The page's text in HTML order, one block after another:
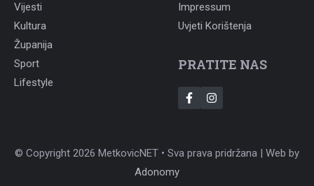
Vijesti
Kultura
Županija
Sport
Lifestyle
Impressum
Uvjeti Korištenja
PRATITE NAS
© Copyright 2026 MetkovicNET • Sva prava pridržana | Web by
Adonomy